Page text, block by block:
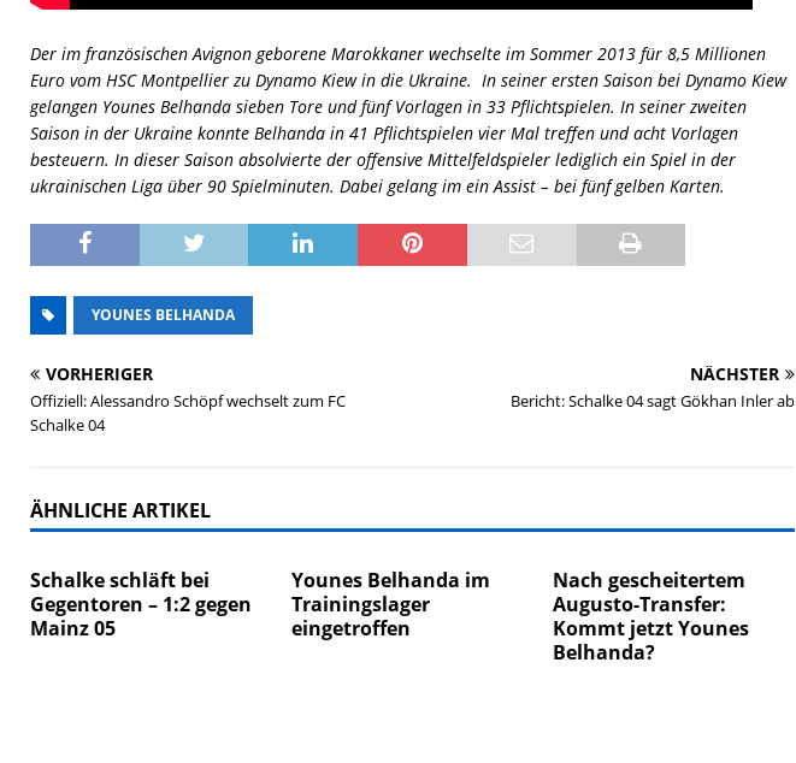
Der im französischen Avignon geborene Marokkaner wechselte im Sommer 2013 für 8,5 Millionen
Euro vom HSC Montpellier zu Dynamo Kiew in die Ukraine. In seiner ersten Saison bei Dynamo Kiew
gelangen Younes Belhanda sieben Tore und fünf Vorlagen in 33 Pflichtspielen. In seiner zweiten
Saison in der Ukraine konnte Belhanda in 41 Pflichtspielen vier Mal treffen und acht Vorlagen
besteuern. In dieser Saison absolvierte der offensive Mittelfeldspieler lediglich ein Spiel in der
ukrainischen Liga über 90 Spielminuten. Dabei gelang im ein Assist – bei fünf gelben Karten.
YOUNES BELHANDA
VORHERIGER
Offiziell: Alessandro Schöpf wechselt zum FC
Schalke 04
NÄCHSTER
Bericht: Schalke 04 sagt Gökhan Inler ab
ÄHNLICHE ARTIKEL
Schalke schläft bei
Gegentoren – 1:2 gegen
Mainz 05
Younes Belhanda im
Trainingslager
eingetroffen
Nach gescheitertem
Augusto-Transfer:
Kommt jetzt Younes
Belhanda?